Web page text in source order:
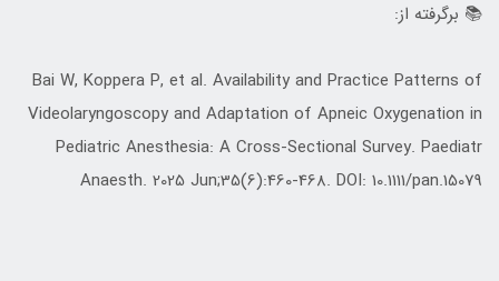
📚 برگرفته از:
Bai W, Koppera P, et al. Availability and Practice Patterns of
Videolaryngoscopy and Adaptation of Apneic Oxygenation in
Pediatric Anesthesia: A Cross-Sectional Survey. Paediatr
Anaesth. 2025 Jun;35(6):460-468. DOI: 10.1111/pan.15079